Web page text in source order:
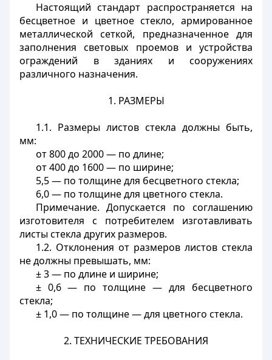
Настоящий стандарт распространяется на
бесцветное и цветное стекло, армированное
металлической сеткой, предназначенное для
заполнения световых проемов и устройства
ограждений в зданиях и сооружениях
различного назначения.
1. РАЗМЕРЫ
1.1. Размерылистов стекла должны быть,
мм:
от 800 до 2000 — по длине;
от 400 до 1600 — по ширине;
5,5 — по толщине для бесцветного стекла;
6,0 — по толщине для цветного стекла.
Примечание. Допускается по соглашению
изготовителя с потребителем изготавливать
листы стекла других размеров.
1.2. Отклонения от размеров листов стекла
не должны превышать, мм:
± 3 — по длине и ширине;
± 0,6 — по толщине — для бесцветного
стекла;
± 1,0 — по толщине — для цветного стекла.
2. ТЕХНИЧЕСКИЕ ТРЕБОВАНИЯ